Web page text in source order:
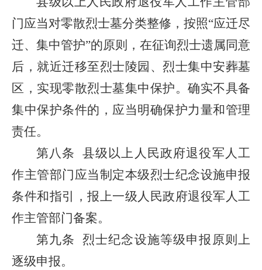
门应当对零散烈士墓分类整修，按照“应迁尽
迁、集中管护”的原则，在征询烈士遗属同意
后，就近迁移至烈士陵园、烈士集中安葬墓
区，实现零散烈士墓集中保护。确实不具备
集中保护条件的，应当明确保护力量和管理
责任。
第八条 县级以上人民政府退役军人工
作主管部门应当制定本级烈士纪念设施申报
条件和指引，报上一级人民政府退役军人工
作主管部门备案。
第九条 烈士纪念设施等级申报原则上
逐级申报。